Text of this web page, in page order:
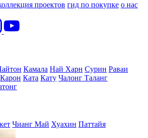
проектов гид по покупке о нас
Камала Най Харн Сурин Раваи
Карон Ката Кату Чалонг Таланг
Чианг Май Хуахин Паттайя